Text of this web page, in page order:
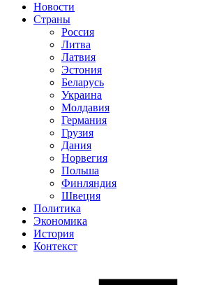
Новости
Страны
Россия
Литва
Латвия
Эстония
Беларусь
Украина
Молдавия
Германия
Грузия
Дания
Норвегия
Польша
Финляндия
Швеция
Политика
Экономика
История
Контекст